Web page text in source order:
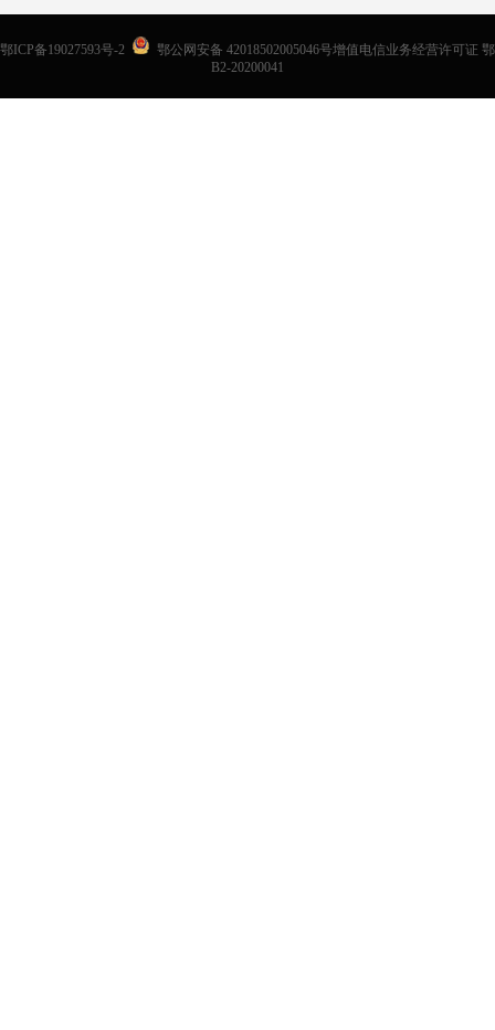
鄂ICP备19027593号-2
鄂公网安备 42018502005046号增值电信业务经营许可证 鄂
B2-20200041